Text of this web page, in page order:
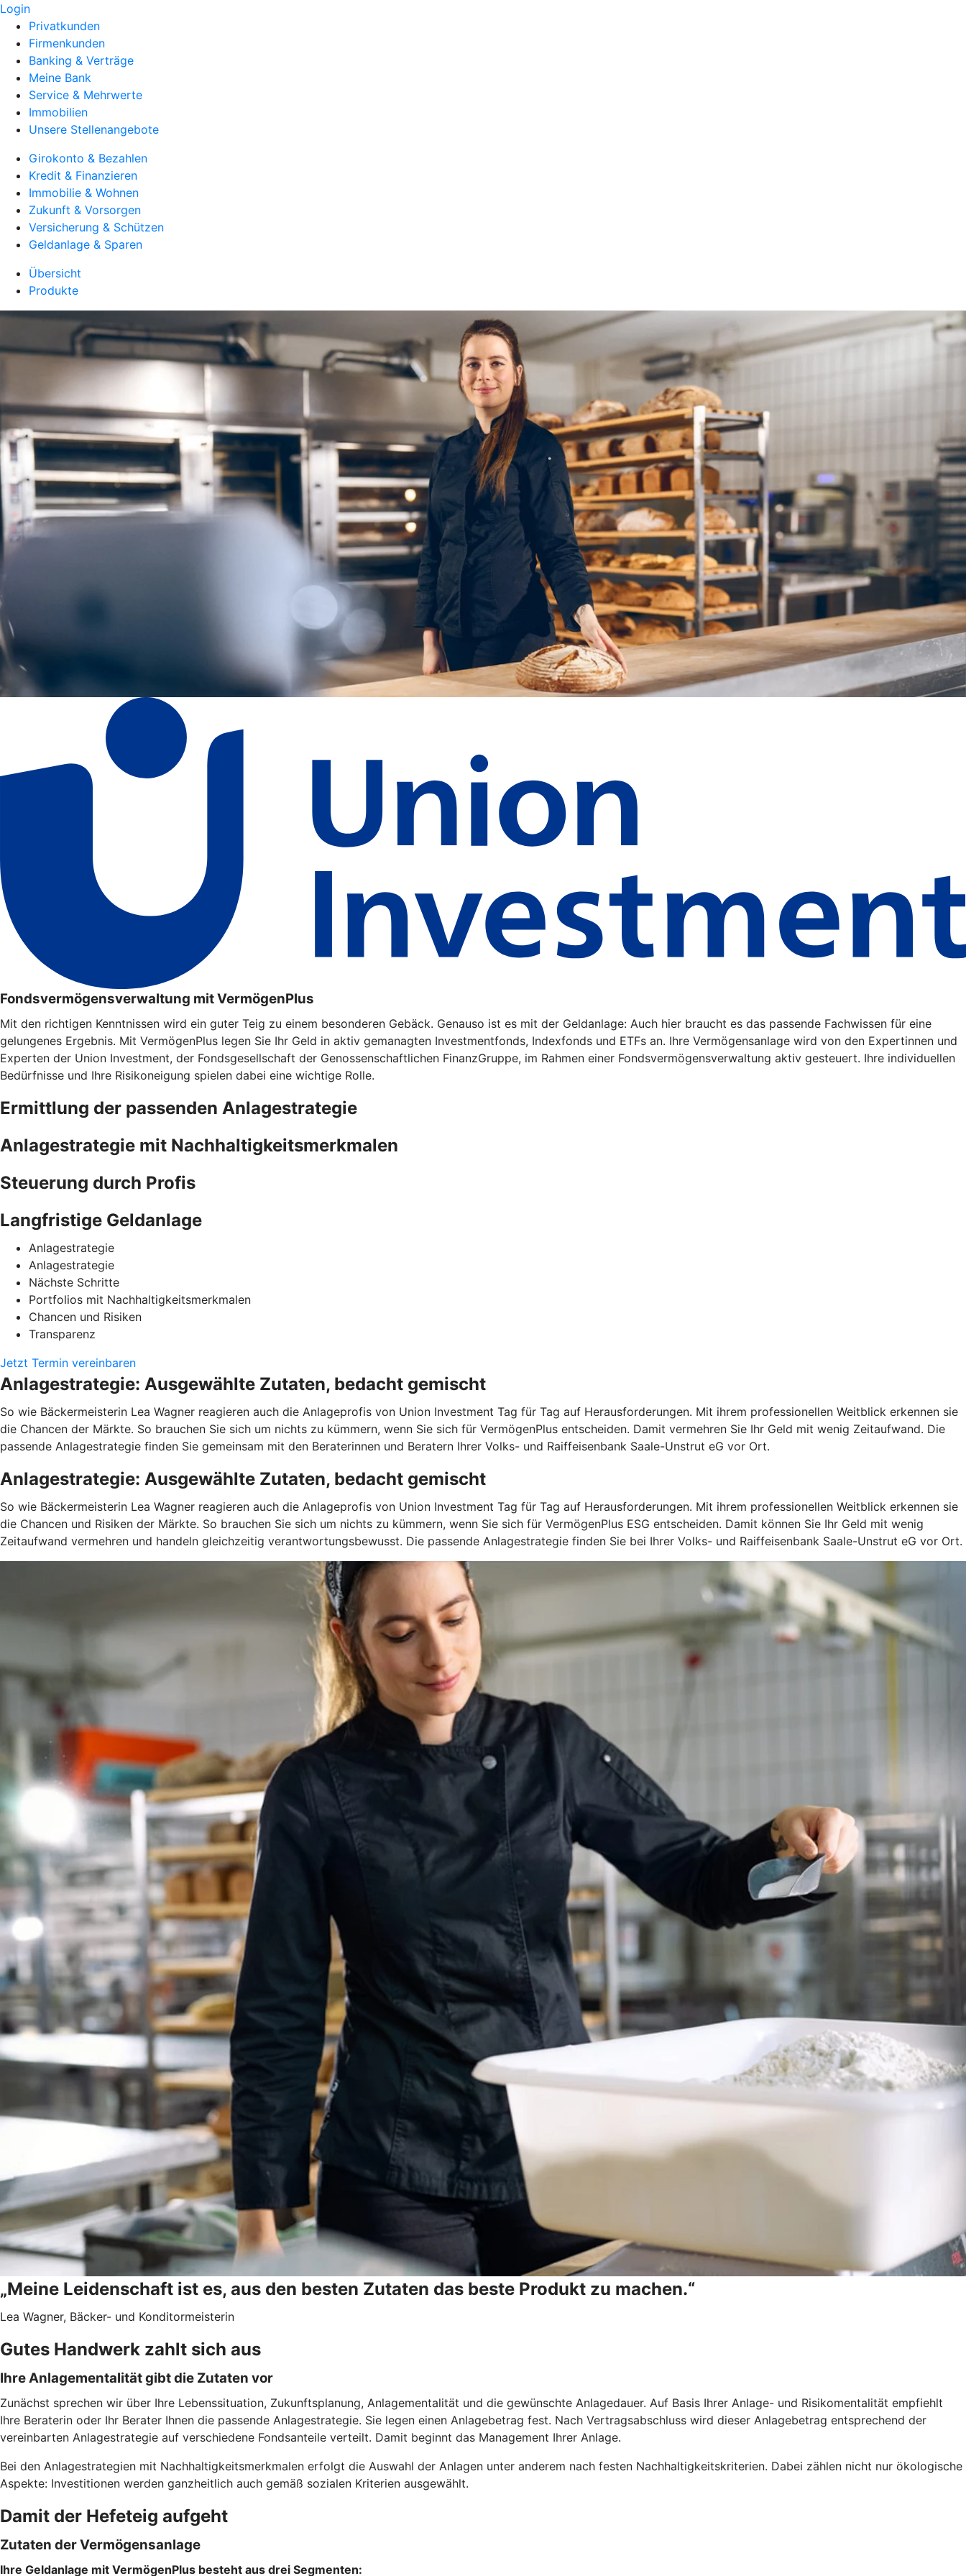
Login
Privatkunden
Firmenkunden
Banking & Verträge
Meine Bank
Service & Mehrwerte
Immobilien
Unsere Stellenangebote
Girokonto & Bezahlen
Kredit & Finanzieren
Immobilie & Wohnen
Zukunft & Vorsorgen
Versicherung & Schützen
Geldanlage & Sparen
Übersicht
Produkte
Fondsvermögensverwaltung mit VermögenPlus
Mit den richtigen Kenntnissen wird ein guter Teig zu einem besonderen Gebäck. Genauso ist es mit der Geldanlage: Auch hier braucht es das passende Fachwissen für eine
gelungenes Ergebnis. Mit VermögenPlus legen Sie Ihr Geld in aktiv gemanagten Investmentfonds, Indexfonds und ETFs an. Ihre Vermögensanlage wird von den Expertinnen und
Experten der Union Investment, der Fondsgesellschaft der Genossenschaftlichen FinanzGruppe, im Rahmen einer Fondsvermögensverwaltung aktiv gesteuert. Ihre individuellen
Bedürfnisse und Ihre Risikoneigung spielen dabei eine wichtige Rolle.
Ermittlung der passenden Anlagestrategie
Anlagestrategie mit Nachhaltigkeitsmerkmalen
Steuerung durch Profis
Langfristige Geldanlage
Anlagestrategie
Anlagestrategie
Nächste Schritte
Portfolios mit Nachhaltigkeitsmerkmalen
Chancen und Risiken
Transparenz
Jetzt Termin vereinbaren
Anlagestrategie: Ausgewählte Zutaten, bedacht gemischt
So wie Bäckermeisterin Lea Wagner reagieren auch die Anlageprofis von Union Investment Tag für Tag auf Herausforderungen. Mit ihrem professionellen Weitblick erkennen sie
die Chancen der Märkte. So brauchen Sie sich um nichts zu kümmern, wenn Sie sich für VermögenPlus entscheiden. Damit vermehren Sie Ihr Geld mit wenig Zeitaufwand. Die
passende Anlagestrategie finden Sie gemeinsam mit den Beraterinnen und Beratern Ihrer Volks- und Raiffeisenbank Saale-Unstrut eG vor Ort.
Anlagestrategie: Ausgewählte Zutaten, bedacht gemischt
So wie Bäckermeisterin Lea Wagner reagieren auch die Anlageprofis von Union Investment Tag für Tag auf Herausforderungen. Mit ihrem professionellen Weitblick erkennen sie
die Chancen und Risiken der Märkte. So brauchen Sie sich um nichts zu kümmern, wenn Sie sich für VermögenPlus ESG entscheiden. Damit können Sie Ihr Geld mit wenig
Zeitaufwand vermehren und handeln gleichzeitig verantwortungsbewusst. Die passende Anlagestrategie finden Sie bei Ihrer Volks- und Raiffeisenbank Saale-Unstrut eG vor Ort.
„Meine Leidenschaft ist es, aus den besten Zutaten das beste Produkt zu machen.“
Lea Wagner, Bäcker- und Konditormeisterin
Gutes Handwerk zahlt sich aus
Ihre Anlagementalität gibt die Zutaten vor
Zunächst sprechen wir über Ihre Lebenssituation, Zukunftsplanung, Anlagementalität und die gewünschte Anlagedauer. Auf Basis Ihrer Anlage- und Risikomentalität empfiehlt
Ihre Beraterin oder Ihr Berater Ihnen die passende Anlagestrategie. Sie legen einen Anlagebetrag fest. Nach Vertragsabschluss wird dieser Anlagebetrag entsprechend der
vereinbarten Anlagestrategie auf verschiedene Fondsanteile verteilt. Damit beginnt das Management Ihrer Anlage.
Bei den Anlagestrategien mit Nachhaltigkeitsmerkmalen erfolgt die Auswahl der Anlagen unter anderem nach festen Nachhaltigkeitskriterien. Dabei zählen nicht nur ökologische
Aspekte: Investitionen werden ganzheitlich auch gemäß sozialen Kriterien ausgewählt.
Damit der Hefeteig aufgeht
Zutaten der Vermögensanlage
Ihre Geldanlage mit VermögenPlus besteht aus drei Segmenten: